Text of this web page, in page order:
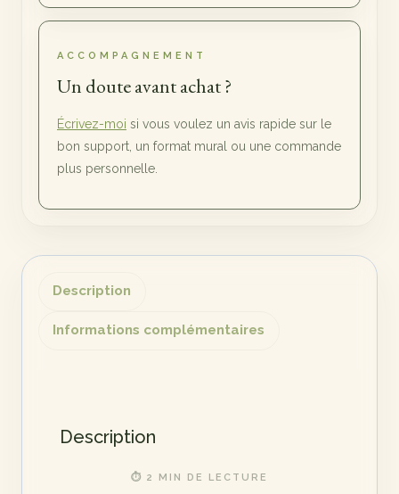
ACCOMPAGNEMENT
Un doute avant achat ?
Écrivez-moi si vous voulez un avis rapide sur le
bon support, un format mural ou une commande
plus personnelle.
Description
Informations complémentaires
Description
⏱ 2 MIN DE LECTURE